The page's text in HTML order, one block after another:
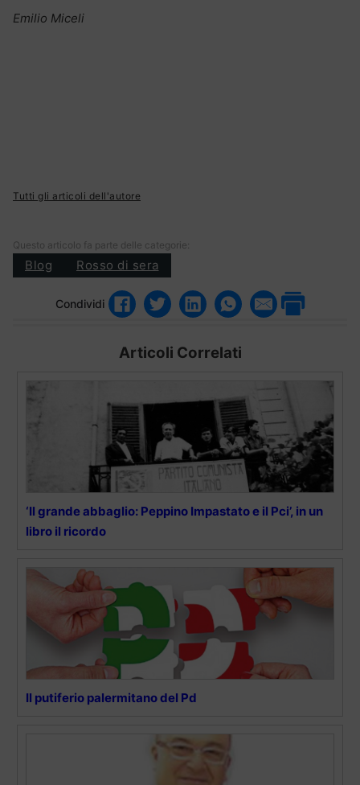
Emilio Miceli
Tutti gli articoli dell'autore
Questo articolo fa parte delle categorie:
Blog Rosso di sera
Condividi
Articoli Correlati
‘Il grande abbaglio: Peppino Impastato e il Pci’, in un
libro il ricordo
Il putiferio palermitano del Pd